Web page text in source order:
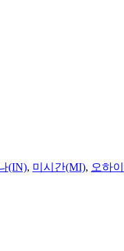
(IN), 미시간(MI), 오하